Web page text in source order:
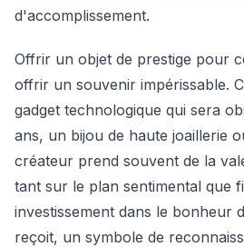
d'accomplissement.
Offrir un objet de prestige pour
offrir un souvenir impérissable.
gadget technologique qui sera
ans, un bijou de haute joaillerie
créateur prend souvent de la
tant sur le plan sentimental que
investissement dans le bonheur
reçoit, un symbole de